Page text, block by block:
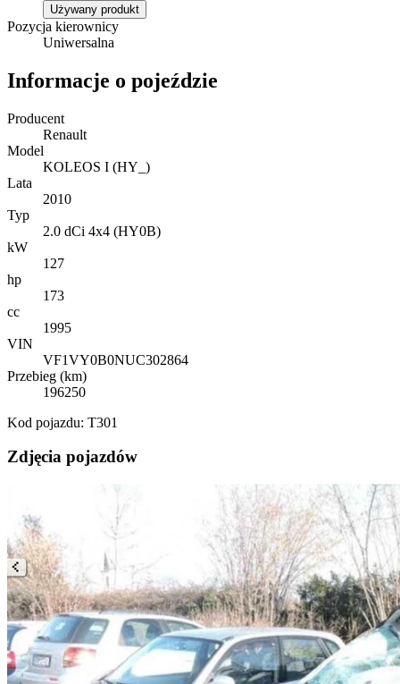
Używany produkt
Pozycja kierownicy
Uniwersalna
Informacje o pojeździe
Producent
Renault
Model
KOLEOS I (HY_)
Lata
2010
Typ
2.0 dCi 4x4 (HY0B)
kW
127
hp
173
cc
1995
VIN
VF1VY0B0NUC302864
Przebieg (km)
196250
Kod pojazdu: T301
Zdjęcia pojazdów